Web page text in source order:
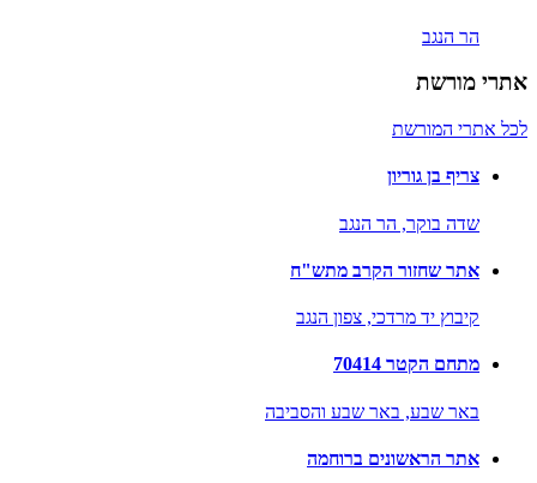
הר הנגב
אתרי מורשת
לכל אתרי המורשת
צריף בן גוריון
שדה בוקר, הר הנגב
אתר שחזור הקרב מתש"ח
קיבוץ יד מרדכי, צפון הנגב
מתחם הקטר 70414
באר שבע, באר שבע והסביבה
אתר הראשונים ברוחמה